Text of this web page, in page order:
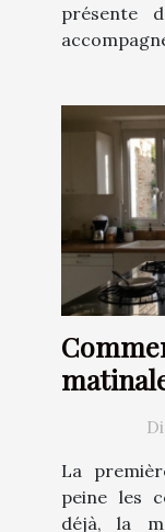
présente
La
peine les
déjà, la